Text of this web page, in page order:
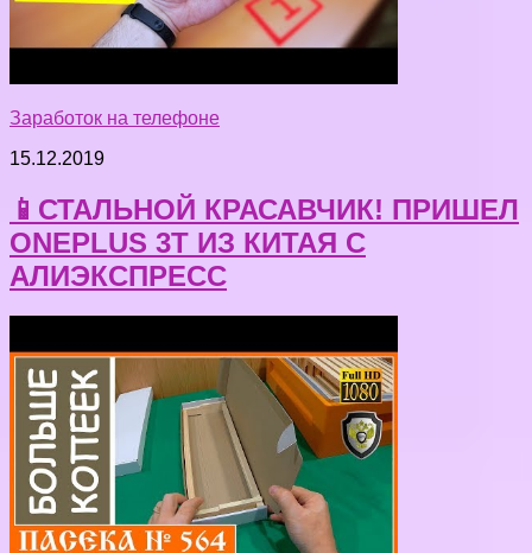
Заработок на телефоне
15.12.2019
📱СТАЛЬНОЙ КРАСАВЧИК! ПРИШЕЛ
ONEPLUS 3T ИЗ КИТАЯ С
АЛИЭКСПРЕСС